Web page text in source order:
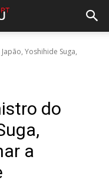
Yoshihide Suga,
do
a